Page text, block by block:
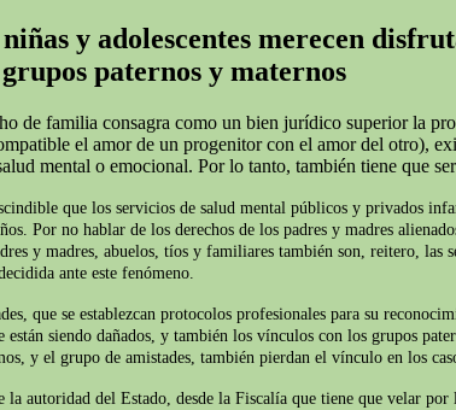
y adolescentes merecen
paternos y maternos
de familia consagra como un bien jurídico superior la
el amor de un progenitor con el amor del otro),
mental o emocional. Por lo tanto, también tiene que
que los servicios de salud mental públicos y privados
Por no hablar de los derechos de los padres y madres
y madres, abuelos, tíos y familiares también son, reitero, las
ante este fenómeno.
que se establezcan protocolos profesionales para su
siendo dañados, y también los vínculos con los grupos
y el grupo de amistades, también pierdan el vínculo en los
la autoridad del Estado, desde la Fiscalía que tiene que velar